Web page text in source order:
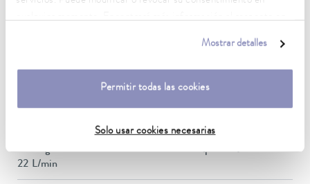
Mostrar detalles
Permitir todas las cookies
Solo usar cookies necesarias
Energía de elevación máx. de la bomba (presión)
22 L/min